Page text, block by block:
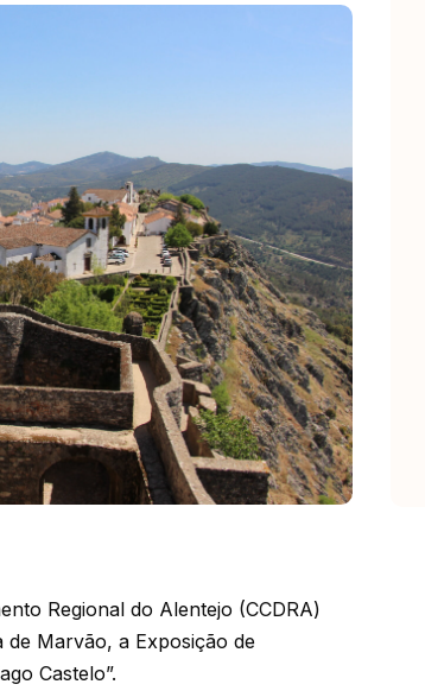
Regional do Alentejo (CCDRA)
de Marvão, a Exposição de
Castelo”.